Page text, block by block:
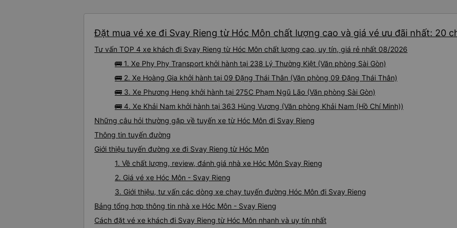
Đặt mua vé xe đi Svay Rieng từ Hóc Môn chất lượng cao và giá vé ưu đãi nhất: 20
Tư vấn TOP 4 xe khách đi Svay Rieng từ Hóc Môn chất lượng cao, uy tín, giá rẻ nhất 08/2026
🚌 1. Xe Phy Phy Transport khởi hành tại 238 Lý Thường Kiệt (Văn phòng Sài Gòn)
🚌 2. Xe Hoàng Gia khởi hành tại 09 Đặng Thái Thân (Văn phòng 09 Đặng Thái Thân)
🚌 3. Xe Phương Heng khởi hành tại 275C Phạm Ngũ Lão (Văn phòng Sài Gòn)
🚌 4. Xe Khải Nam khởi hành tại 363 Hùng Vương (Văn phòng Khải Nam (Hồ Chí Minh))
Những câu hỏi thường gặp về tuyến xe từ Hóc Môn đi Svay Rieng
Thông tin tuyến đường
Giới thiệu tuyến đường xe đi Svay Rieng từ Hóc Môn
1. Về chất lượng, review, đánh giá nhà xe Hóc Môn Svay Rieng
2. Giá vé xe Hóc Môn - Svay Rieng
3. Giới thiệu, tư vấn các dòng xe chạy tuyến đường Hóc Môn đi Svay Rieng
Bảng tổng hợp thông tin nhà xe Hóc Môn - Svay Rieng
Cách đặt vé xe khách đi Svay Rieng từ Hóc Môn nhanh và uy tín nhất